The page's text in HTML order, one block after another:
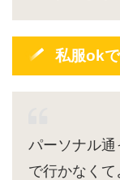
私服ok
パーソナル
で行かなく